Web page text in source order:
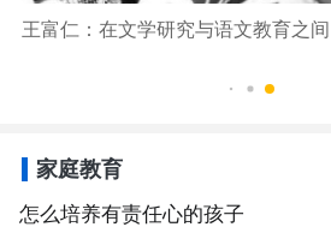
王富仁：在文学研究与语文教育之间
家庭教育
怎么培养有责任心的孩子